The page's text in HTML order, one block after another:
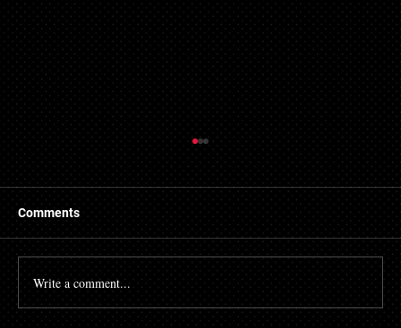
Comments
Write a comment...